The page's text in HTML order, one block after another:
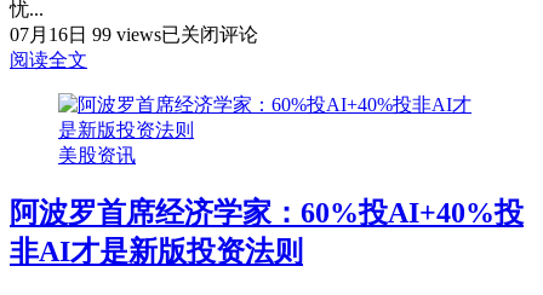
治
升
级
忧...
07月16日 99 viewsCoreWeave
五
天！
债
率
与
已关闭评论
阅读全文
美股资讯
阿波罗首席经济学家：60%投AI+40%投
非AI才是新版投资法则